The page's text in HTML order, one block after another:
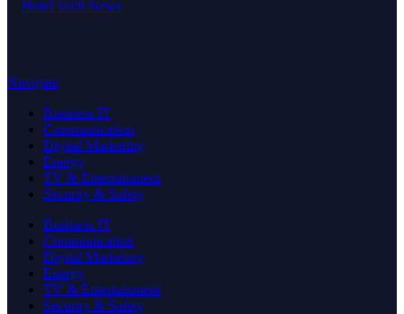
Navigate
Business IT
Communication
Digital Marketing
Energy
TV & Entertainment
Security & Safety
Business IT
Communication
Digital Marketing
Energy
TV & Entertainment
Security & Safety